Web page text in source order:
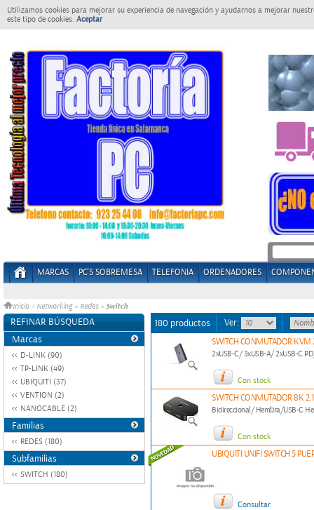
Utilizamos cookies para mejorar su experiencia de navegación y ayudarnos a mejorar
este tipo de cookies. Aceptar
MARCAS PC'S SOBREMESA TELEFONIA ORDENADORES
Inicio > Networking» Redes » Switch
REFINAR BÚSQUEDA
Marcas
D-LINK (90)
TP-LINK (49)
UBIQUITI (37)
VENTION (2)
NANOCABLE (2)
Familias
REDES (180)
Subfamilias
SWITCH (180)
180 productos Ver:
SWITCH CONMUTADOR
2xUSB-C/ 3xUSB-A/ 2xUSB-C
Con stock
SWITCH CONMUTADOR 8K
Bidireccional/ Hembra/USB-C
Con stock
UBIQUITI UNIFI SWITCH 5
Consultar